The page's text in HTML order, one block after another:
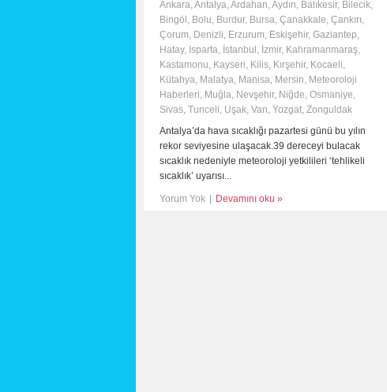
Ankara,Antalya,Ardahan,Aydın, Balıkesir, Bilecik,
Bingöl , Bolu, Burdur, Bursa, Çanakkale, Çankırı,
Çorum, Denizli, Erzurum, Eskişehir, Gaziantep,
Hatay, Isparta, İstanbul , İzmir, Kahramanmaraş,
Kastamonu, Kayseri, Kilis, Kırşehir, Kocaeli,
Kütahya, Malatya, Manisa, Mersin, Meteoroloji
Haberleri, Muğla, Nevşehir, Niğde, Osmaniye,
Sivas, Tunceli, Uşak, Van, Yozgat, Zonguldak
Antalya’da hava sıcaklığı pazartesi günü bu yılın
rekor seviyesine ulaşacak.39 dereceyi bulacak
sıcaklık nedeniyle meteoroloji yetkilileri ‘tehlikeli
sıcaklık’ uyarısı...
Yorum Yok Devamını oku »